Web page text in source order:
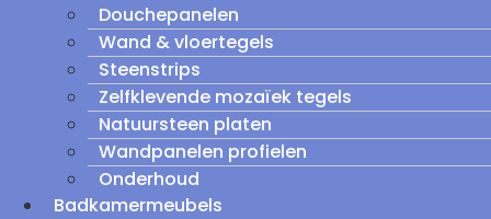
Douchepanelen
Wand & vloertegels
Steenstrips
Zelfklevende mozaïek tegels
Natuursteen platen
Wandpanelen profielen
Onderhoud
Badkamermeubels